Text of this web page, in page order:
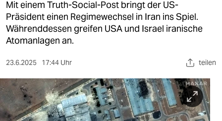
gesellschaft
kultur
sport
berlin
nord
Mit einem Truth-Social-Post bringt der US-
Präsident einen Regimewechsel in Iran ins Spiel.
Währenddessen greifen USA und Israel iranische
Atomanlagen an.
23.6.2025 17:44 Uhr teilen